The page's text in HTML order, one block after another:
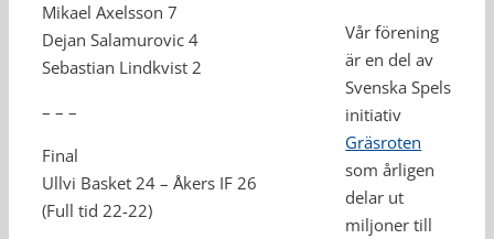
Mikael Axelsson 7
Dejan Salamurovic 4
Sebastian Lindkvist 2
– – –
Final
Ullvi Basket 24 – Åkers IF 26
(Full tid 22-22)
Vår förening
är en del av
Svenska Spels
initiativ
Gräsroten
som årligen
delar ut
miljoner till